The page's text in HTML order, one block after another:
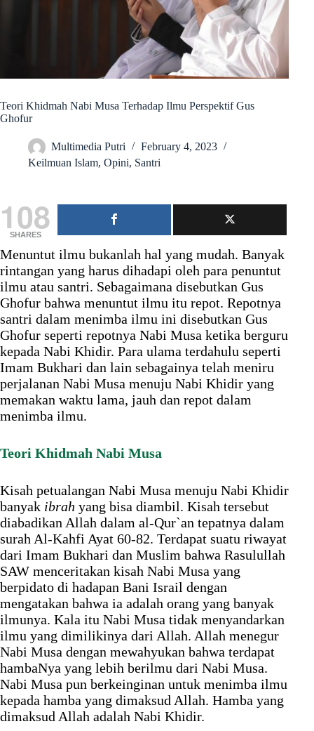
Teori Khidmah Nabi Musa Terhadap Ilmu Perspektif Gus
Ghofur
Multimedia Putri
February 4, 2023
Keilmuan Islam, Opini, Santri
108
SHARES
Menuntut ilmu bukanlah hal yang mudah. Banyak
rintangan yang harus dihadapi oleh para penuntut
ilmu atau santri. Sebagaimana disebutkan Gus
Ghofur bahwa menuntut ilmu itu repot. Repotnya
santri dalam menimba ilmu ini disebutkan Gus
Ghofur seperti repotnya Nabi Musa ketika berguru
kepada Nabi Khidir. Para ulama terdahulu seperti
Imam Bukhari dan lain sebagainya telah meniru
perjalanan Nabi Musa menuju Nabi Khidir yang
memakan waktu lama, jauh dan repot dalam
menimba ilmu.
Teori Khidmah Nabi Musa
Kisah petualangan Nabi Musa menuju Nabi Khidir
banyak ibrah yang bisa diambil. Kisah tersebut
diabadikan Allah dalam al-Qur`an tepatnya dalam
surah Al-Kahfi Ayat 60-82. Terdapat suatu riwayat
dari Imam Bukhari dan Muslim bahwa Rasulullah
SAW menceritakan kisah Nabi Musa yang
berpidato di hadapan Bani Israil dengan
mengatakan bahwa ia adalah orang yang banyak
ilmunya. Kala itu Nabi Musa tidak menyandarkan
ilmu yang dimilikinya dari Allah. Allah menegur
Nabi Musa dengan mewahyukan bahwa terdapat
hambaNya yang lebih berilmu dari Nabi Musa.
Nabi Musa pun berkeinginan untuk menimba ilmu
kepada hamba yang dimaksud Allah. Hamba yang
dimaksud Allah adalah Nabi Khidir.